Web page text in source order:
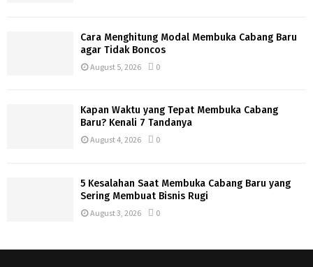
Cara Menghitung Modal Membuka Cabang Baru
agar Tidak Boncos
August 5, 2026 0
Kapan Waktu yang Tepat Membuka Cabang
Baru? Kenali 7 Tandanya
August 4, 2026 0
5 Kesalahan Saat Membuka Cabang Baru yang
Sering Membuat Bisnis Rugi
August 3, 2026 0